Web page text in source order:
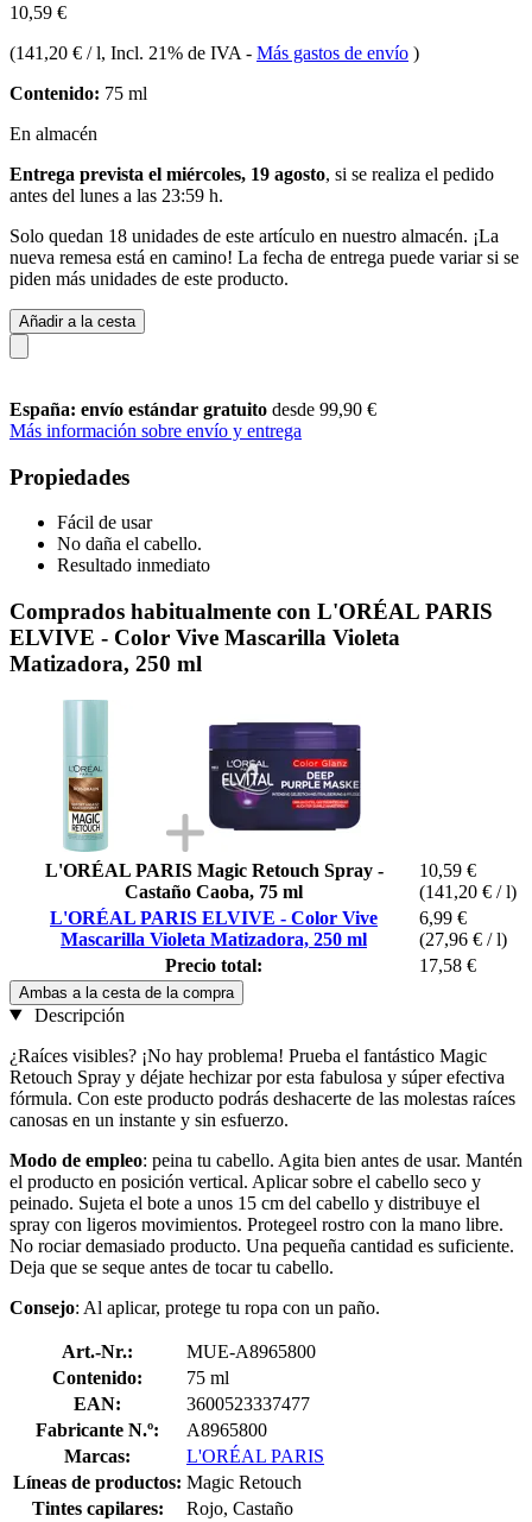
10,59 €
(141,20 € / l, Incl. 21% de IVA - Más gastos de envío )
Contenido: 75 ml
En almacén
Entrega prevista el miércoles, 19 agosto, si se realiza el pedido
antes del lunes a las 23:59 h.
Solo quedan 18 unidades de este artículo en nuestro almacén. ¡La
nueva remesa está en camino! La fecha de entrega puede variar si se
piden más unidades de este producto.
Añadir a la cesta
España: envío estándar gratuito desde 99,90 €
Más información sobre envío y entrega
Propiedades
Fácil de usar
No daña el cabello.
Resultado inmediato
Comprados habitualmente con L'ORÉAL PARIS
ELVIVE - Color Vive Mascarilla Violeta
Matizadora, 250 ml
L'ORÉAL PARIS Magic Retouch Spray -
Castaño Caoba, 75 ml
10,59 €
(141,20 € / l)
L'ORÉAL PARIS ELVIVE - Color Vive
Mascarilla Violeta Matizadora, 250 ml
6,99 €
(27,96 € / l)
Precio total:
17,58 €
Ambas a la cesta de la compra
Descripción
¿Raíces visibles? ¡No hay problema! Prueba el fantástico Magic
Retouch Spray y déjate hechizar por esta fabulosa y súper efectiva
fórmula. Con este producto podrás deshacerte de las molestas raíces
canosas en un instante y sin esfuerzo.
Modo de empleo: peina tu cabello. Agita bien antes de usar. Mantén
el producto en posición vertical. Aplicar sobre el cabello seco y
peinado. Sujeta el bote a unos 15 cm del cabello y distribuye el
spray con ligeros movimientos. Protegeel rostro con la mano libre.
No rociar demasiado producto. Una pequeña cantidad es suficiente.
Deja que se seque antes de tocar tu cabello.
Consejo: Al aplicar, protege tu ropa con un paño.
Art.-Nr.:
MUE-A8965800
Contenido:
75 ml
EAN:
3600523337477
Fabricante N.º:
A8965800
Marcas:
L'ORÉAL PARIS
Líneas de productos: Magic Retouch
Tintes capilares:
Rojo, Castaño